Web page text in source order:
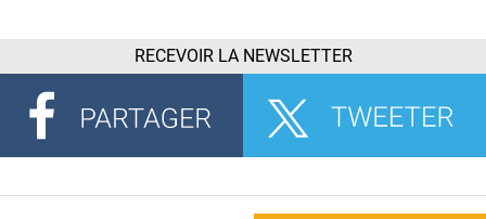
RECEVOIR LA NEWSLETTER